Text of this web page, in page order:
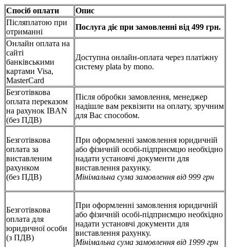
Спосіб оплати
Опис
Післяплатою при
отриманні
Послуга діє при замовленні від 499 грн.
Онлайн оплата на
сайті
банківськими
картами Visa,
MasterCard
Доступна онлайн-оплата через платіжну
систему plata by mono.
Безготівкова
оплата переказом
на рахунок IBAN
(без ПДВ)
Після обробки замовлення, менеджер
надішле вам реквізити на оплату, зручним
для Вас способом.
Безготівкова
оплата за
виставленим
рахунком
(без ПДВ)
При оформленні замовлення юридичній
або фізичній особі-підприємцю необхідно
надати установчі документи для
виставлення рахунку.
Мінімальна сума замовлення від 999 грн
Безготівкова
оплата для
юридичної особи
(з ПДВ)
При оформленні замовлення юридичній
або фізичній особі-підприємцю необхідно
надати установчі документи для
виставлення рахунку.
Мінімальна сума замовлення від 1999 грн